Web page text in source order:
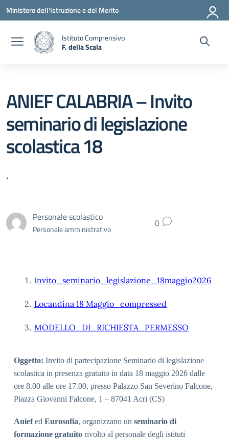
Vai ai contenuti
Vai al menu di navigazione
Vai al footer
Ministero dell'Istruzione e del Merito
Istituto Comprensivo
F. della Scala
ANIEF CALABRIA – Invito
seminario di legislazione
scolastica 18
.
Personale scolastico
Personale amministrativo 0
Invito_seminario_legislazione_18maggio2026
Locandina 18 Maggio_compressed
MODELLO_DI_RICHIESTA_PERMESSO
Oggetto: Invito di partecipazione Seminario di legislazione
scolastica in presenza gratuito in data 18 maggio 2026 dalle
ore 8.00 alle ore 17.00, presso Palazzo San Severino Falcone,
Piazza Giovanni Falcone, 1 – 87041 Acri (CS)
Aniefed Eurosofia, organizzano un seminario di
formazione gratuito rivolto al personale degli istituti